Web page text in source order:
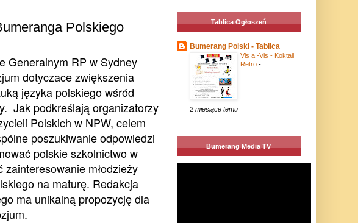
Polskiego
Generalnym RP w Sydney
dotyczace zwiększenia
języka polskiego wśród
Jak podkreślają organizatorzy
Polskich w NPW, celem
poszukiwanie odpowiedzi
polskie szkolnictwo w
młodzieży
na maturę. Redakcja
ma unikalną propozycję dla
Tablica Ogłoszeń
Bumerang Polski - Tablica
Vis a -Vis - Koktail
Retro -
2 miesiące temu
Bumerang Media TV